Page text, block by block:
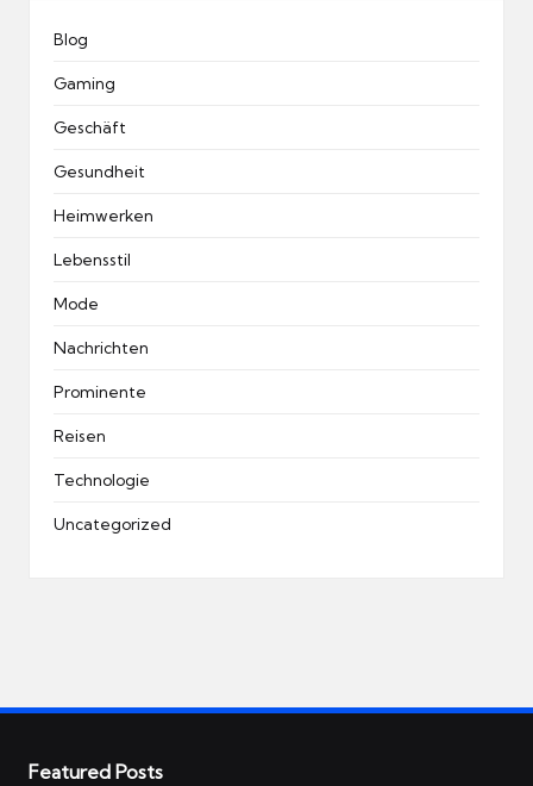
Blog
Gaming
Geschäft
Gesundheit
Heimwerken
Lebensstil
Mode
Nachrichten
Prominente
Reisen
Technologie
Uncategorized
Featured Posts